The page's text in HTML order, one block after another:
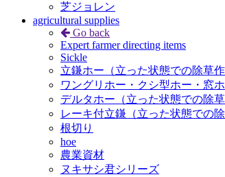
芝ジョレン
agricultural supplies
Go back
Expert farmer directing items
Sickle
立鎌ホー（立った状態での除草
ワングリホー・クシ型ホー・窓
デルタホー（立った状態での除
レーキ付立鎌（立った状態での
根切り
hoe
農業資材
ヌキサシ君シリーズ